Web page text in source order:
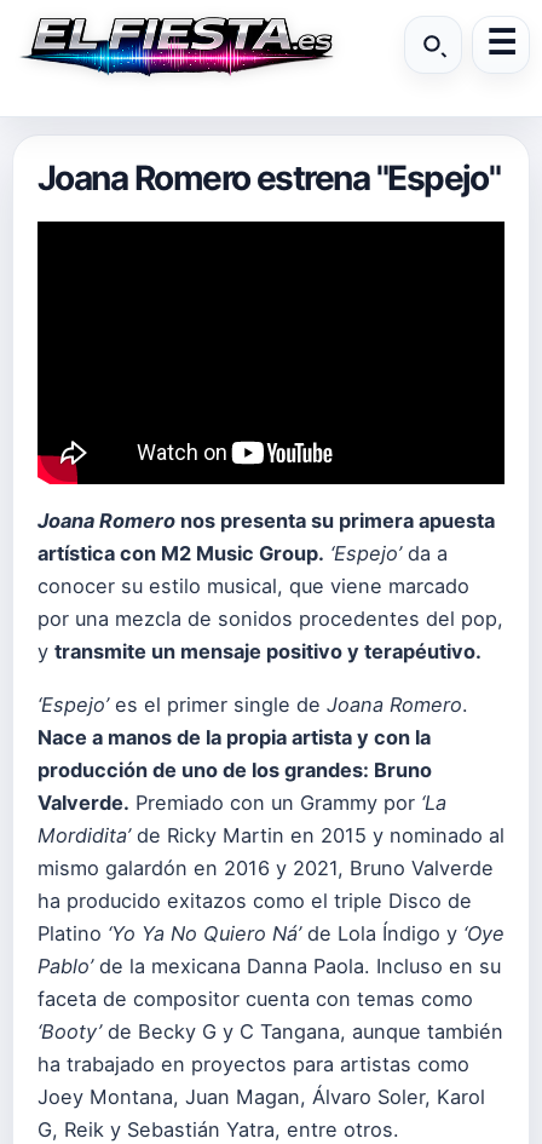
Joana Romero estrena "Espejo"
Joana Romero nos presenta su primera apuesta
artística con M2 Music Group. ‘Espejo’ da a
conocer su estilo musical, que viene marcado
por una mezcla de sonidos procedentes del pop,
y transmite un mensaje positivo y terapéutivo.
‘Espejo’ es el primer single de Joana Romero.
Nace a manos de la propia artista y con la
producción de uno de los grandes: Bruno
Valverde. Premiado con un Grammy por ‘La
Mordidita’ de Ricky Martin en 2015 y nominado al
mismo galardón en 2016 y 2021, Bruno Valverde
ha producido exitazos como el triple Disco de
Platino ‘Yo Ya No Quiero Ná’de Lola Índigo y ‘Oye
Pablo’ de la mexicana Danna Paola. Incluso en su
faceta de compositor cuenta con temas como
‘Booty’ de Becky G y C Tangana, aunque también
ha trabajado en proyectos para artistas como
Joey Montana, Juan Magan, Álvaro Soler, Karol
G, Reik y Sebastián Yatra, entre otros.